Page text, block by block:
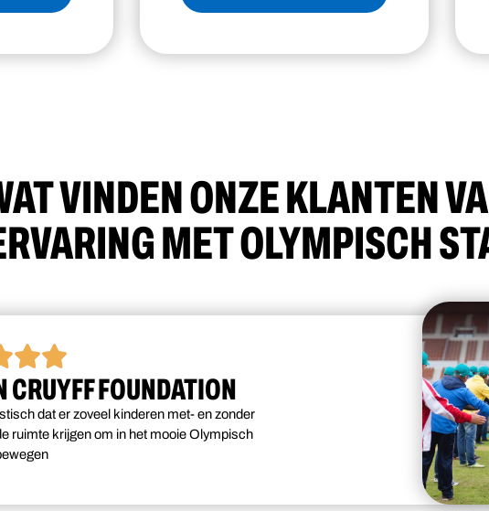
VINDEN ONZE KLANTEN
MET OLYMPISCH
CRUYFF FOUNDATION
dat er zoveel kinderen met- en zonder
ruimte krijgen om in het mooie Olympisch